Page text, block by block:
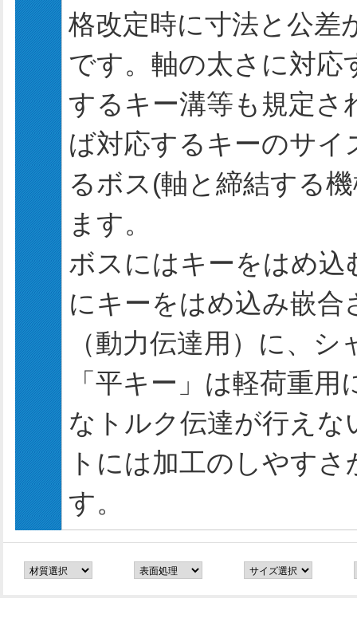
格改定時に寸法と公差
です。軸の太さに対応
するキー溝等も規定
ば対応するキーのサ
るボス(軸と締結する
ます。
ボスにはキーをはめ
にキーをはめ込み嵌合
（動力伝達用）に、
「平キー」は軽荷重
なトルク伝達が行え
トには加工のしやす
す。